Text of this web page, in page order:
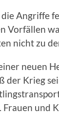
Angriffe
Vorfällen
nicht zu
neuen
der Krieg
Frauen und